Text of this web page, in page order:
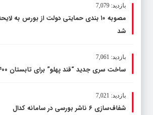
بازدید: 7,079
مصوبه ۱۰ بندی حمایتی دولت از بورس به
شد
بازدید: 7,061
ساخت سری جدید “قند پهلو” برای تابستان ۱۴۰۰
بازدید: 7,021
شفاف‌سازی ۶ ناشر بورسی در سامانه کدال